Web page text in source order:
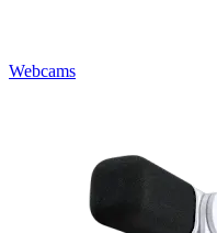
Webcams